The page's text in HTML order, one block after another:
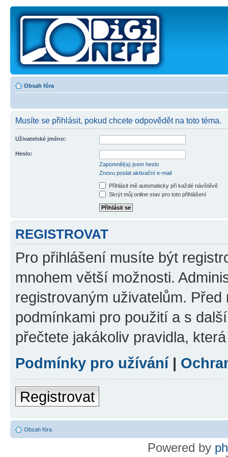
Obsah fóra
Musíte se přihlásit, pokud chcete odpovědět na toto téma.
Uživatelské jméno:
Heslo:
Zapomněl(a) jsem heslo
Znovu poslat aktivační e-mail
Přihlásit mě automaticky při každé návštěvě
Skrýt můj online stav pro toto přihlášení
REGISTROVAT
Pro přihlášení musíte být
mnohem větší možnosti.
registrovaným uživatelům.
podmínkami pro použití a s
přečtete jakákoliv pravidla,
Podmínky pro užívání|
Registrovat
Obsah fóra
Powered by